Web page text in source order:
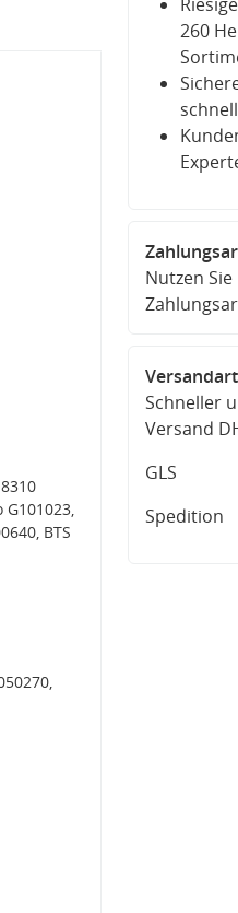
G101023,
BTS
260
Nutzen
Schneller
Versand
GLS
Spedition